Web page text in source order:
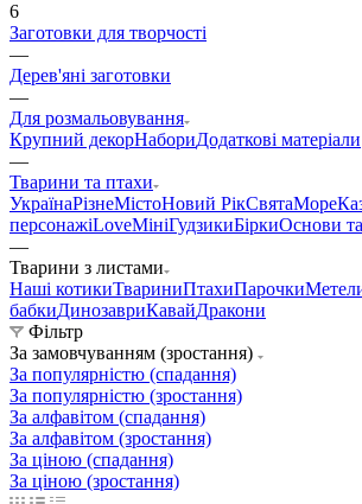
6
Заготовки для творчості
—
Дерев'яні заготовки
—
Для розмальовування
Крупний декорНабориДодаткові матеріали
—
Тварини та птахи
УкраїнаРізнеМістоНовий РікСвятаМоре
персонажіLoveМініГудзикиБіркиОснови
—
Тварини з листами
Наші котикиТвариниПтахиПарочки
бабкиДинозавриКавайДракони
Фільтр
За замовчуванням (зростання)
За популярністю (спадання)
За популярністю (зростання)
За алфавітом (спадання)
За алфавітом (зростання)
За ціною (спадання)
За ціною (зростання)